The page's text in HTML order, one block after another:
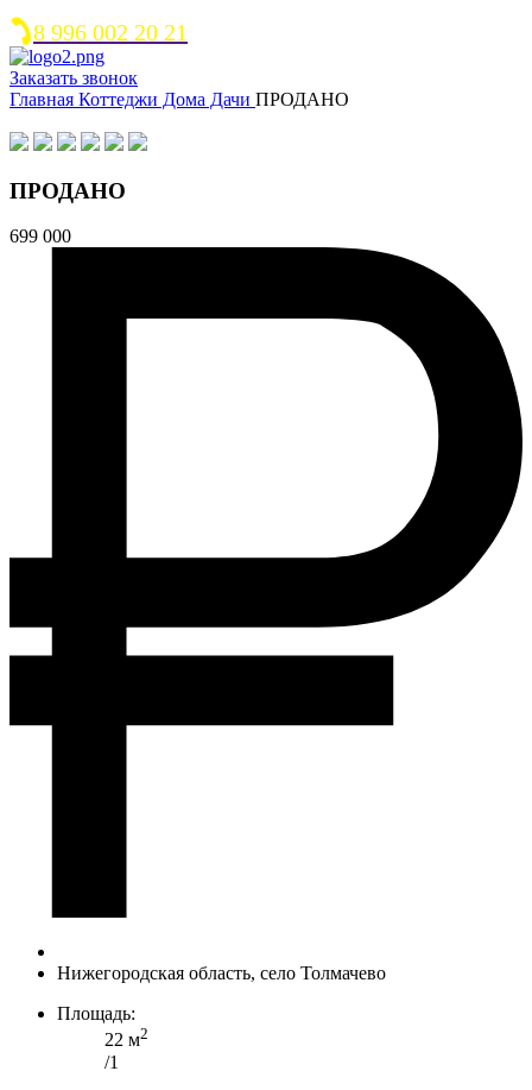
8 996 002 20 21
Заказать звонок
Главная Коттеджи Дома Дачи ПРОДАНО
ПРОДАНО
699 000
Нижегородская область, село Толмачево
Площадь:
22 м2
/1